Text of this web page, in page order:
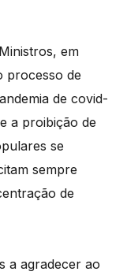
em
processo de
de covid-
a proibição de
se
sempre
de
a agradecer ao